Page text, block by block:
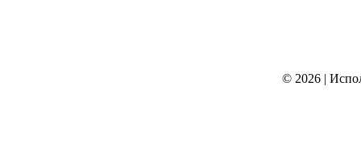
© 2026|